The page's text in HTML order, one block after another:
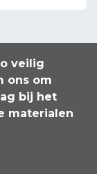
veilig
ons om
bij het
materialen